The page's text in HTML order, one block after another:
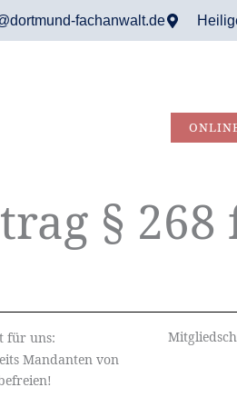
fachanwalt.de
§ 268
für uns:
Mandanten von